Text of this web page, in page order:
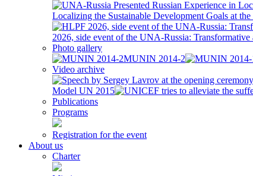
Localizing the Sustainable Development Goals at
2026, side event of the UNA-Russia:
Photo gallery
MUNIN 2014-2
Video archive
Model UN 2015
Publications
Programs
Registration for the event
About us
Charter